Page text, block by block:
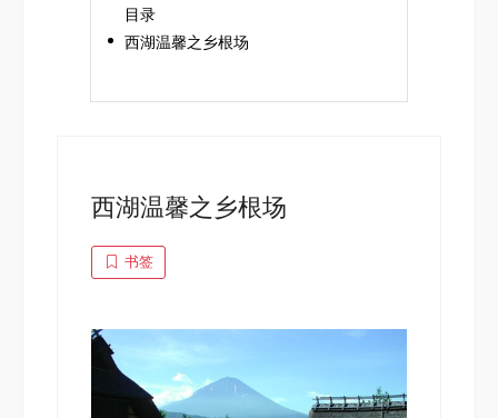
目录
西湖温馨之乡根场
西湖温馨之乡根场
书签